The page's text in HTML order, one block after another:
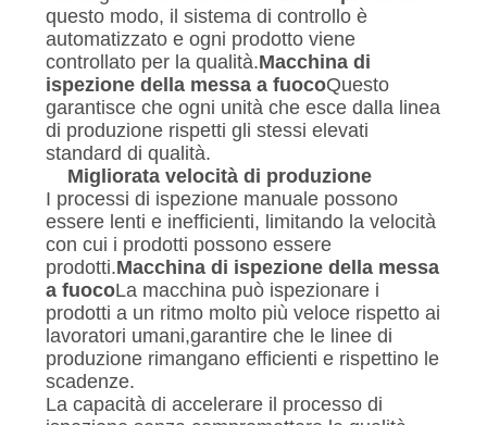
questo modo, il sistema di controllo è
automatizzato e ogni prodotto viene
controllato per la qualità.Macchina di
ispezione della messa a fuocoQuesto
garantisce che ogni unità che esce dalla linea
di produzione rispetti gli stessi elevati
standard di qualità.
Migliorata velocità di produzione
I processi di ispezione manuale possono
essere lenti e inefficienti, limitando la velocità
con cui i prodotti possono essere
prodotti.Macchina di ispezione della messa
a fuocoLa macchina può ispezionare i
prodotti a un ritmo molto più veloce rispetto ai
lavoratori umani,garantire che le linee di
produzione rimangano efficienti e rispettino le
scadenze.
La capacità di accelerare il processo di